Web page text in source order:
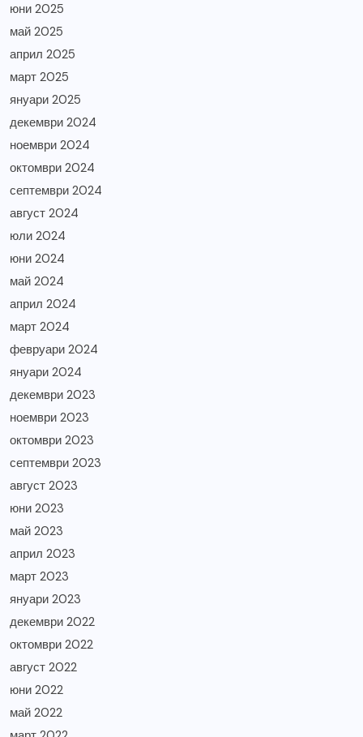
юни 2025
май 2025
април 2025
март 2025
януари 2025
декември 2024
ноември 2024
октомври 2024
септември 2024
август 2024
юли 2024
юни 2024
май 2024
април 2024
март 2024
февруари 2024
януари 2024
декември 2023
ноември 2023
октомври 2023
септември 2023
август 2023
юни 2023
май 2023
април 2023
март 2023
януари 2023
декември 2022
октомври 2022
август 2022
юни 2022
май 2022